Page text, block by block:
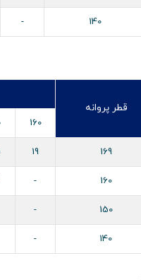
140
-
قطر پروانه
160
169
19
160
-
150
-
140
-